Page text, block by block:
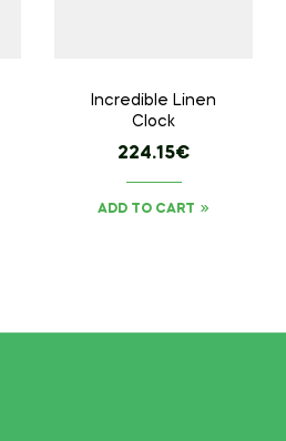
Incredible Linen
Clock
224.15€
ADD TO CART